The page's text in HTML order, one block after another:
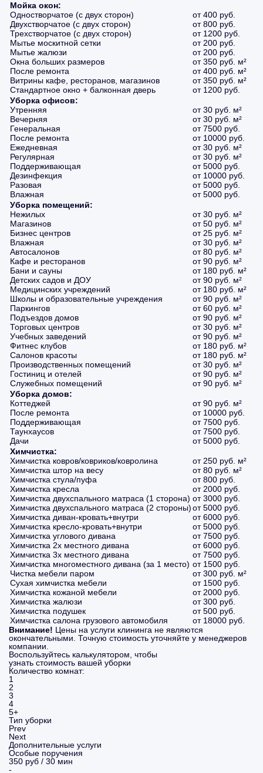
Мойка окон:
Одностворчатое (с двух сторон)
от 400 руб.
Двухстворчатое (с двух сторон)
от 800 руб.
Трехстворчатое (с двух сторон)
от 1200 руб.
Мытье москитной сетки
от 200 руб.
Мытье жалюзи
от 200 руб.
Окна больших размеров
от 350 руб. м²
После ремонта
от 400 руб. м²
Витрины кафе, ресторанов, магазинов
от 350 руб. м²
Стандартное окно + балконная дверь
от 1200 руб.
Уборка офисов:
Утренняя
от 30 руб. м²
Вечерняя
от 30 руб. м²
Генеральная
от 7500 руб.
После ремонта
от 10000 руб.
Ежедневная
от 30 руб. м²
Регулярная
от 30 руб. м²
Поддерживающая
от 5000 руб.
Дезинфекция
от 10000 руб.
Разовая
от 5000 руб.
Влажная
от 5000 руб.
Уборка помещений:
Нежилых
от 30 руб. м²
Магазинов
от 50 руб. м²
Бизнес центров
от 25 руб. м²
Влажная
от 30 руб. м²
Автосалонов
от 80 руб. м²
Кафе и ресторанов
от 90 руб. м²
Бани и сауны
от 180 руб. м²
Детских садов и ДОУ
от 90 руб. м²
Медицинских учреждений
от 180 руб. м²
Школы и образовательные учреждения
от 90 руб. м²
Паркингов
от 60 руб. м²
Подъездов домов
от 90 руб. м²
Торговых центров
от 30 руб. м²
Учебных заведений
от 90 руб. м²
Фитнес клубов
от 180 руб. м²
Салонов красоты
от 180 руб. м²
Производственных помещений
от 30 руб. м²
Гостиниц и отелей
от 90 руб. м²
Служебных помещений
от 90 руб. м²
Уборка домов:
Коттеджей
от 90 руб. м²
После ремонта
от 10000 руб.
Поддерживающая
от 7500 руб.
Таунхаусов
от 7500 руб.
Дачи
от 5000 руб.
Химчистка:
Химчистка ковров/ковриков/ковролина
от 250 руб. м²
Химчистка штор на весу
от 80 руб. м²
Химчистка стула/пуфа
от 800 руб.
Химчистка кресла
от 2000 руб.
Химчистка двухспального матраса (1 сторона) от 3000 руб.
Химчистка двухспального матраса (2 стороны)от 5000 руб.
Химчистка диван-кровать+внутри
от 6000 руб.
Химчистка кресло-кровать+внутри
от 5000 руб.
Химчистка углового дивана
от 7500 руб.
Химчистка 2х местного дивана
от 6000 руб.
Химчистка 3х местного дивана
от 7500 руб.
Химчистка многоместного дивана (за 1 место) от 1500 руб.
Чистка мебели паром
от 300 руб. м²
Сухая химчистка мебели
от 1500 руб.
Химчистка кожаной мебели
от 2000 руб.
Химчистка жалюзи
от 300 руб.
Химчистка подушек
от 500 руб.
Химчистка салона грузового автомобиля
от 18000 руб.
Внимание! Цены на услуги клининга не являются
окончательными. Точную стоимость уточняйте у менеджеров
компании.
Воспользуйтесь калькулятором, чтобы
узнать стоимость вашей уборки
Количество комнат:
1
2
3
4
5+
Тип уборки
Prev
Next
Дополнительные услуги
Особые поручения
350 руб / 30 мин
-